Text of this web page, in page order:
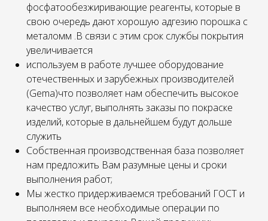
фосфатообезжиривающие реагенты, которые в
свою очередь дают хорошую адгезию порошка с
металомм .В связи с этим срок службы покрытия
увеличивается
используем в работе лучшее оборудование
отечественных и зарубежных производителей
(Gema)что позволяет нам обеспечить высокое
качество услуг, выполнять заказы по покраске
изделий, которые в дальнейшем будут дольше
служить
Собственная производственная база позволяет
нам предложить Вам разумные цены и сроки
выполнения работ;
Мы жестко придерживаемся требований ГОСТ и
выполняем все необходимые операции по